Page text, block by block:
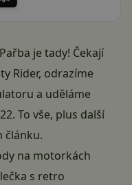
je tady! Čekají
Rider, odrazíme
a uděláme
To vše, plus další
článku.
na motorkách
s retro